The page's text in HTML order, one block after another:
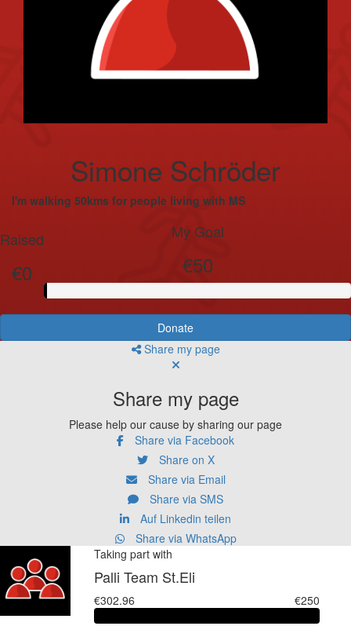
Simone Schröder
I'm walking 50kms for people living with MS
Raised
€0
My Goal
€50
Donate
Share my page
Share my page
Please help our cause by sharing our page
Share via Facebook
Share on X
Share via Email
Share via SMS
Auf Linkedin teilen
Share via WhatsApp
Taking part with
Palli Team St.Eli
€302.96 €250